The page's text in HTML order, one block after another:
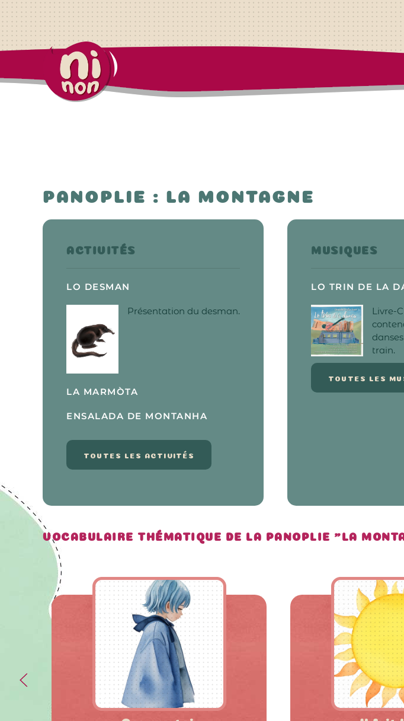
PANOPLIE : LA MONTAGNE
ACTIVITÉS
LO DESMAN
Présentation du desman.
LA MARMÒTA
ENSALADA DE MONTANHA
TOUTES LES ACTIVITÉS
MUSIQUES
LO TRIN DE LA
Livre-
train.
TOUTES LES
VOCABULAIRE THÉMATIQUE DE LA PANOPLIE "LA